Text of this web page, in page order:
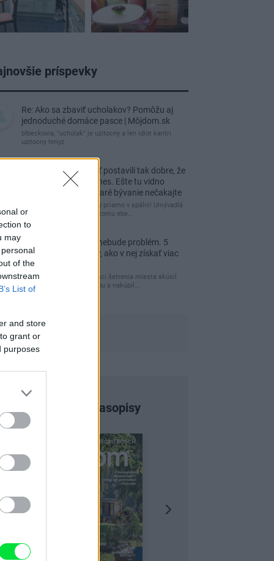
or
to
may
of the
List of
and store
grant or
purposes
príspevky
Re: Ako sa zbaviť ucholakov? Pomôžu aj
jednoduché domáce pasce | Môjdom.sk
blbeckovia, "ucholak" je uzitocny a len idiot kantri
uzitocny hmyz
Re: Vidiecku usadlosť postavili tak dobre, že
domáceho chráni i dnes. Ešte tu vidno
kamenné múry, no staré bývanie nečakajte
čakám kedy budú wc misy priamo v spálni! Umývadlá
už sú štandardom! Tu niekomu ebe…
Re: Tesná spálňa už nebude problém. 5
praktických nápadov, ako v nej získať viac
úložného miesta
Ja som pred časom v rámci šetrenia miesta skúsil
využiť priestor pod posteľou a nakúpil…
Najnovšie časopisy